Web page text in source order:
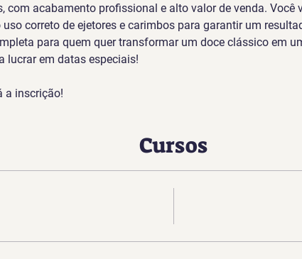
com acabamento profissional e alto valor de venda.
correto de ejetores e carimbos para garantir um
para quem quer transformar um doce clássico em
lucrar em datas especiais!
a inscrição!
Cursos